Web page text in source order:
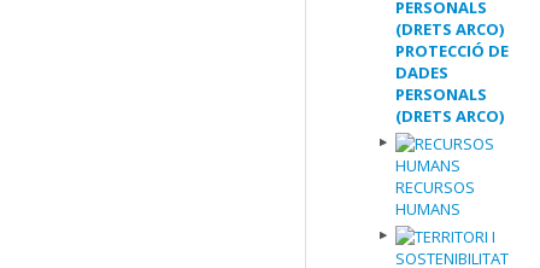
PROTECCIÓ DE
DADES
PERSONALS
(DRETS ARCO)
RECURSOS
HUMANS